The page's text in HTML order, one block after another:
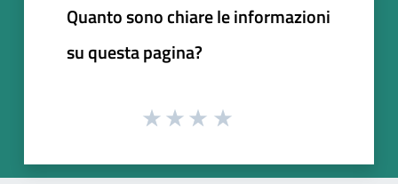
Quanto sono chiare le informazioni
su questa pagina?